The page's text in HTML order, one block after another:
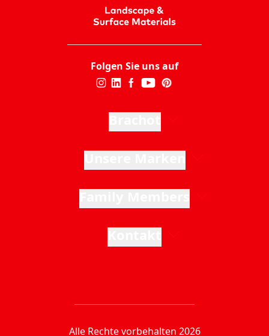
Folgen Sie uns auf
Alle Rechte vorbehalten 2026